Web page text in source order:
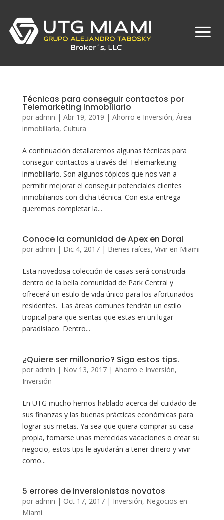
Técnicas para conseguir contactos por
Telemarketing Inmobiliario
por admin | Abr 19, 2019 | Ahorro e Inversión, Área
inmobiliaria, Cultura
A continuación detallaremos algunas técnicas para
conseguir contactos a través del Telemarketing
inmobiliario. Son algunos tópicos que nos van a
permitir mejorar el conseguir potenciales clientes
inmobiliarios con dicha técnica. Con esta entrega
queremos completar la...
Conoce la comunidad de Apex en Doral
por admin | Dic 4, 2017| Bienes raíces, Vivir en Miami
Esta novedosa colección de casas será construida
dentro de la bella comunidad de Park Central y
ofrecerá un estilo de vida único para los afortunados
residentes. Las áreas comunes tendrán un estilo
tropical para que sientas que estas en un lugar
paradisíaco. Dentro...
¿Quiere ser millonario? Siga estos tips.
por admin | Nov 13, 2017| Ahorro e Inversión,
Inversión
En UTG mucho hemos hablado acerca del cuidado de
sus finanzas y las buenas prácticas económicas para
lograr sus metas. Ya sea que quiera comprar su casa
propia, tomarse unas merecidas vacaciones o crear su
negocio, estos tips le ayudarán a tener dinero y vivir
como...
5 errores de inversionistas novatos
por admin | Oct 17, 2017| Inversión, Negocios en
Miami